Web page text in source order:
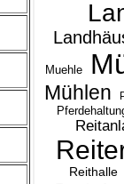
Muehle
Mühlen
Reithalle